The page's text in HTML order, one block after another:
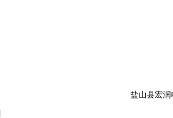
盐山县宏润